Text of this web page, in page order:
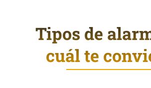
Tipos de
cuál te